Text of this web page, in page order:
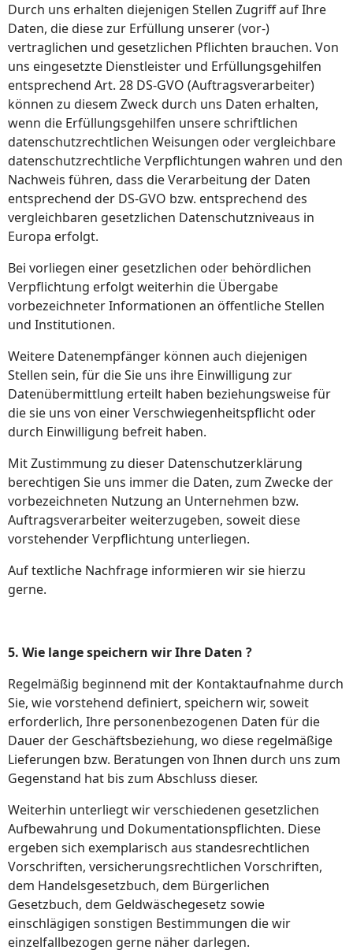
Durch uns erhalten diejenigen Stellen Zugriff auf Ihre
Daten, die diese zur Erfüllung unserer (vor-)
vertraglichen und gesetzlichen Pflichten brauchen. Von
uns eingesetzte Dienstleister und Erfüllungsgehilfen
entsprechend Art. 28 DS-GVO (Auftragsverarbeiter)
können zu diesem Zweck durch uns Daten erhalten,
wenn die Erfüllungsgehilfen unsere schriftlichen
datenschutzrechtlichen Weisungen oder vergleichbare
datenschutzrechtliche Verpflichtungen wahren und den
Nachweis führen, dass die Verarbeitung der Daten
entsprechend der DS-GVO bzw. entsprechend des
vergleichbaren gesetzlichen Datenschutzniveaus in
Europa erfolgt.
Bei vorliegen einer gesetzlichen oder behördlichen
Verpflichtung erfolgt weiterhin die Übergabe
vorbezeichneter Informationen an öffentliche Stellen
und Institutionen.
Weitere Datenempfänger können auch diejenigen
Stellen sein, für die Sie uns ihre Einwilligung zur
Datenübermittlung erteilt haben beziehungsweise für
die sie uns von einer Verschwiegenheitspflicht oder
durch Einwilligung befreit haben.
Mit Zustimmung zu dieser Datenschutzerklärung
berechtigen Sie uns immer die Daten, zum Zwecke der
vorbezeichneten Nutzung an Unternehmen bzw.
Auftragsverarbeiter weiterzugeben, soweit diese
vorstehender Verpflichtung unterliegen.
Auf textliche Nachfrage informieren wir sie hierzu
gerne.
5. Wie lange speichern wir Ihre Daten ?
Regelmäßig beginnend mit der Kontaktaufnahme durch
Sie, wie vorstehend definiert, speichern wir, soweit
erforderlich, Ihre personenbezogenen Daten für die
Dauer der Geschäftsbeziehung, wo diese regelmäßige
Lieferungen bzw. Beratungen von Ihnen durch uns zum
Gegenstand hat bis zum Abschluss dieser.
Weiterhin unterliegt wir verschiedenen gesetzlichen
Aufbewahrung und Dokumentationspflichten. Diese
ergeben sich exemplarisch aus standesrechtlichen
Vorschriften, versicherungsrechtlichen Vorschriften,
dem Handelsgesetzbuch, dem Bürgerlichen
Gesetzbuch, dem Geldwäschegesetz sowie
einschlägigen sonstigen Bestimmungen die wir
einzelfallbezogen gerne näher darlegen.